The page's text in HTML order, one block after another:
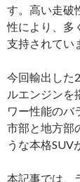
す。高い走破
性により、多
支持されてい
今回輸出した
ルエンジンを
ワー性能のバ
市部と地方部
うな本格SUV
本記事では、